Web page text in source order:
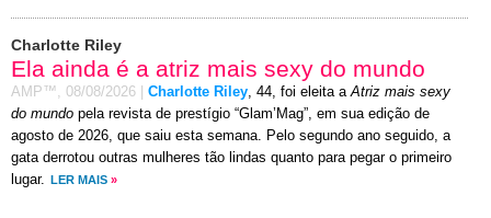
Charlotte Riley
Ela ainda é a atriz mais sexy do mundo
AMP™, 08/08/2026 Charlotte Riley, 44, foi eleita aAtriz mais sexy
do mundo pela revista de prestígio “Glam’Mag”, em sua edição de
agosto de 2026, que saiu esta semana. Pelo segundo ano seguido, a
gata derrotou outras mulheres tão lindas quanto para pegar o primeiro
lugar.
LER MAIS »